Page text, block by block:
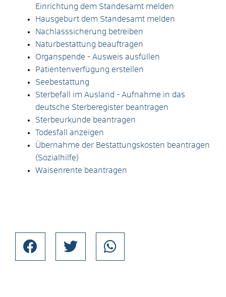
Einrichtung dem Standesamt melden
Hausgeburt dem Standesamt melden
Nachlasssicherung betreiben
Naturbestattung beauftragen
Organspende - Ausweis ausfüllen
Patientenverfügung erstellen
Seebestattung
Sterbefall im Ausland - Aufnahme in das
deutsche Sterberegister beantragen
Sterbeurkunde beantragen
Todesfall anzeigen
Übernahme der Bestattungskosten beantragen
(Sozialhilfe)
Waisenrente beantragen